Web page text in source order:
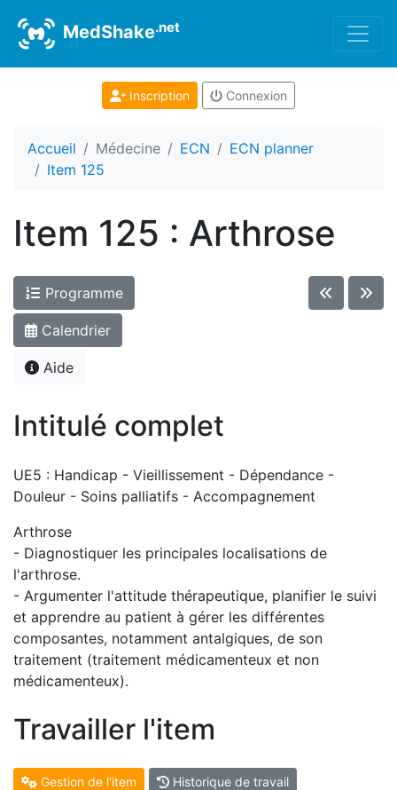
MedShake.net
Inscription Connexion
Accueil Médecine ECN
ECN planner
Item 125
Item 125 : Arthrose
Programme
Calendrier
Aide
Intitulé complet
UE5 : Handicap - Vieillissement - Dépendance -
Douleur - Soins palliatifs - Accompagnement
Arthrose
- Diagnostiquer les principales localisations de
l'arthrose.
- Argumenter l'attitude thérapeutique, planifier le suivi
et apprendre au patient à gérer les différentes
composantes, notamment antalgiques, de son
traitement (traitement médicamenteux et non
médicamenteux).
Travailler l'item
Gestion de l'item Historique de travail